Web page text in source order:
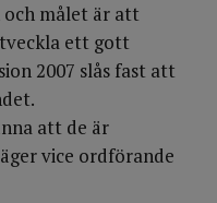
och målet är att
ett gott
2007 slås fast att
att de är
vice ordförande